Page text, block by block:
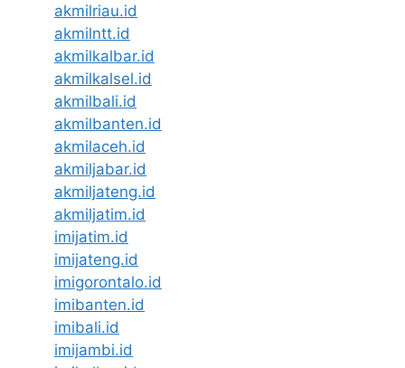
akmilriau.id
akmilntt.id
akmilkalbar.id
akmilkalsel.id
akmilbali.id
akmilbanten.id
akmilaceh.id
akmiljabar.id
akmiljateng.id
akmiljatim.id
imijatim.id
imijateng.id
imigorontalo.id
imibanten.id
imibali.id
imijambi.id